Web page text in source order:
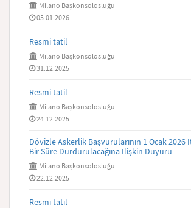
Milano Başkonsolosluğu
05.01.2026
Resmi tatil
Milano Başkonsolosluğu
31.12.2025
Resmi tatil
Milano Başkonsolosluğu
24.12.2025
Dövizle Askerlik Başvurularının 1 Ocak 2026
Bir Süre Durdurulacağına İlişkin Duyuru
Milano Başkonsolosluğu
22.12.2025
Resmi tatil